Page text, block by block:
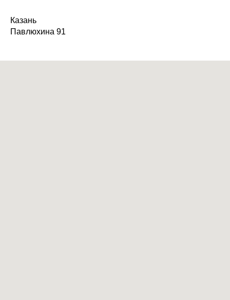
Казань
Павлюхина 91